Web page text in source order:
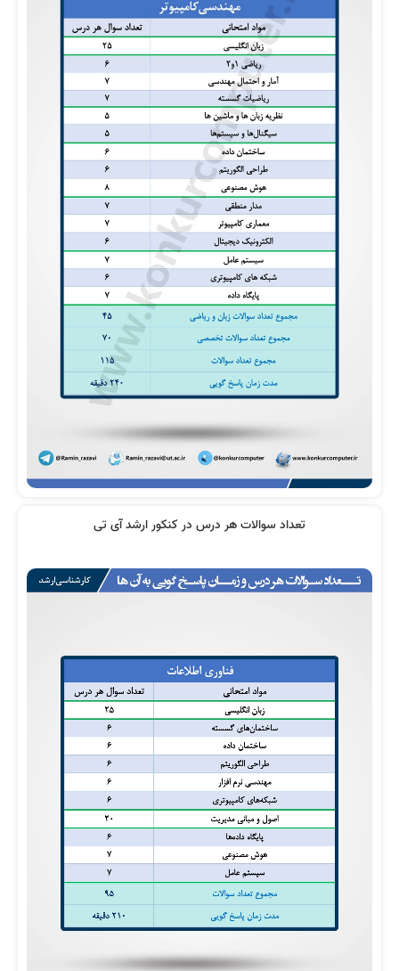
تعداد سوالات هر درس در کنکور ارشد آی تی